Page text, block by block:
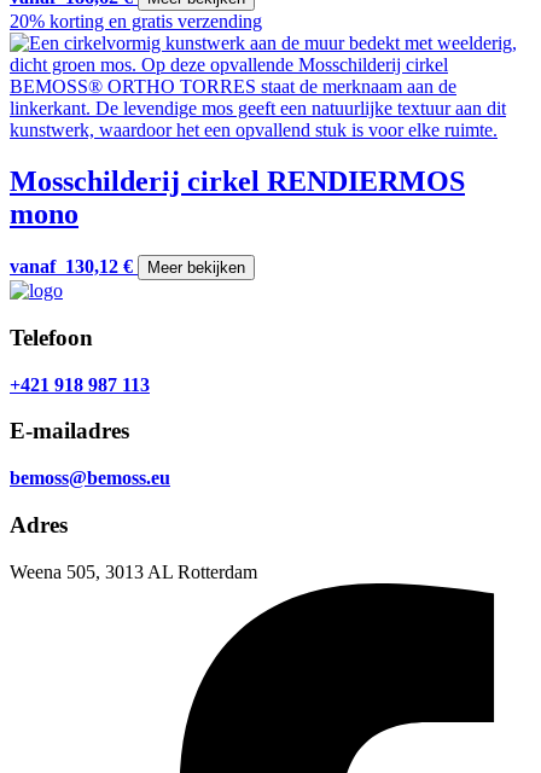
20% korting en gratis verzending
Mosschilderij cirkel RENDIERMOS
mono
vanaf 130,12 € Meer bekijken
Telefoon
+421 918 987 113
E-mailadres
bemoss@bemoss.eu
Adres
Weena 505, 3013 AL Rotterdam